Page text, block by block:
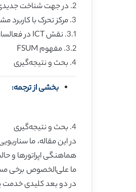
2. در جهت شناخت جدیدی از راه‌حل‌های حمل و نقل مشترک
3. مرکز تحرک با کاربرد مشترک و انعطاف‌پذیر: مفهوم و رویکرد
3.1. نقش ICT در فعالسازی مفاهیم خدمت نوآورانه
3.2. مفهوم FSUM
4. بحث و نتیجه‌گیری
بخشی از ترجمه:
4. بحث و نتیجه‌گیری
هماهنگی اپراتورها و